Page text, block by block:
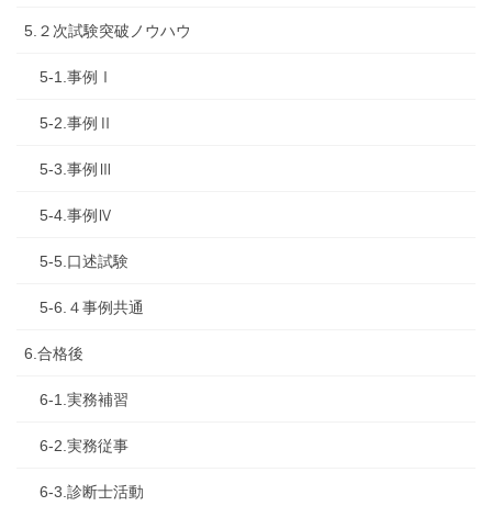
5.２次試験突破ノウハウ
5-1.事例Ⅰ
5-2.事例Ⅱ
5-3.事例Ⅲ
5-4.事例Ⅳ
5-5.口述試験
5-6.４事例共通
6.合格後
6-1.実務補習
6-2.実務従事
6-3.診断士活動